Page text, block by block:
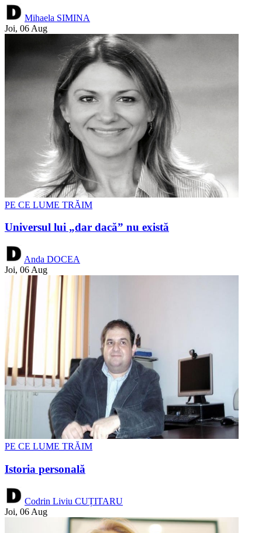
Mihaela SIMINA
Joi, 06 Aug
PE CE LUME TRĂIM
Universul lui „dar dacă” nu există
Anda DOCEA
Joi, 06 Aug
PE CE LUME TRĂIM
Istoria personală
Codrin Liviu CUȚITARU
Joi, 06 Aug